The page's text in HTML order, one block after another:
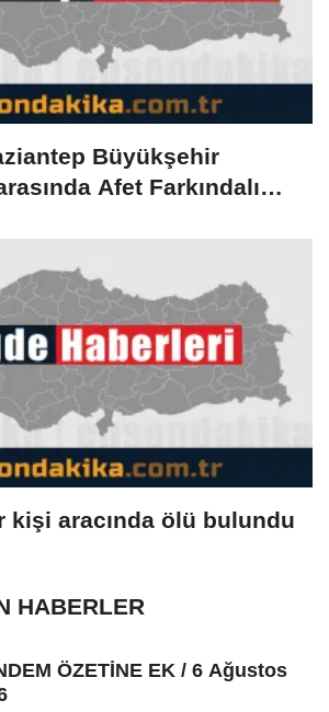
Büyükşehir
Afet Farkındalık
kişi aracında ölü bulundu
HABERLER
ÖZETİNE EK / 6 Ağustos